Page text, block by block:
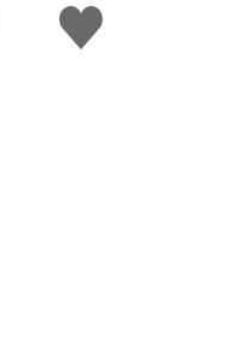
Curtir